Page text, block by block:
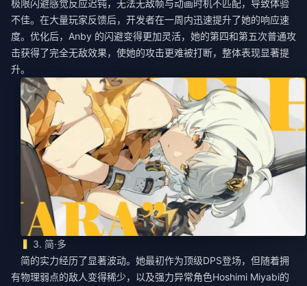
极限闪避感觉反应迟钝，无法无敌帧与动画时机不匹配，导致体验
不佳。在大量玩家反馈后，开发者在一周内迅速提升了她的响应速
度。优化后，Anby 的闪避变得更加灵活，她的第四和第五次普通攻
击获得了完全无敌效果，使她的攻击更难被打断，整体表现显著提
升。
3. 简·多
简的实力经历了显著波动。她最初作为顶级DPS登场，但随着拥
有物理弱点的敌人变得稀少，以及强力异常角色Hoshimi Miyabi的